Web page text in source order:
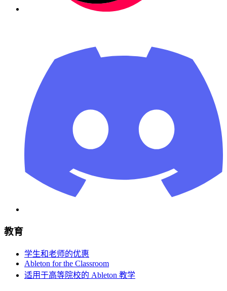
教育
学生和老师的优惠
Ableton for the Classroom
适用于高等院校的 Ableton 教学